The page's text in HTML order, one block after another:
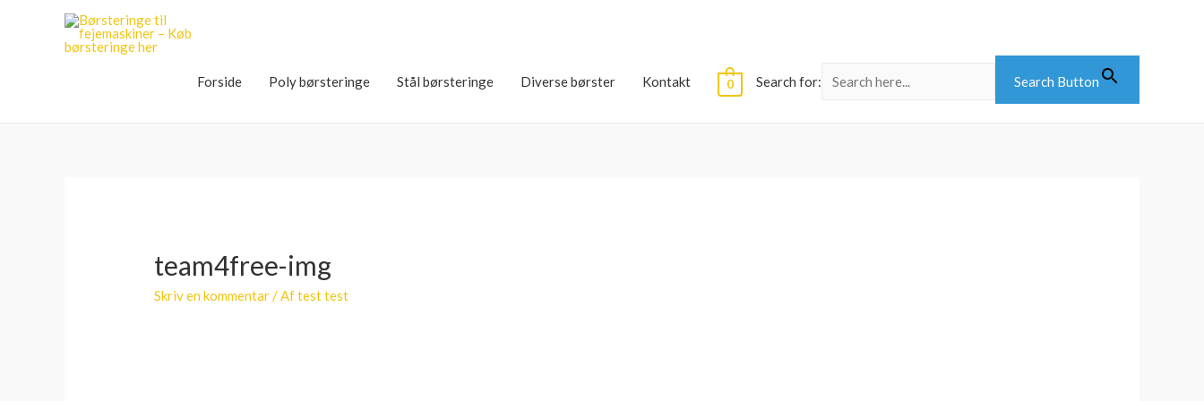
Forside Poly børsteringe Stål børsteringe Diverse børster Kontakt 0 Search for: Search Button
team4free-img
Skriv en kommentar/ Aftest test